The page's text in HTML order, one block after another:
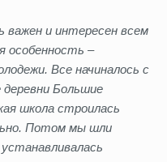
важен и интересен всем
особенность –
Все начиналось с
деревни Большие
школа строилась
Потом мы шли